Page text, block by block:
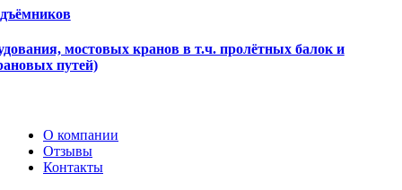
мостовых кранов в т.ч. пролётных балок и
путей)
О компании
Отзывы
Контакты